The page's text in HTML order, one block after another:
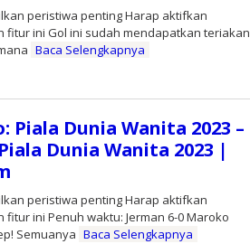
peristiwa penting Harap aktifkan
fitur ini Gol ini sudah mendapatkan teriakan
Baca Selengkapnya
Piala Dunia Wanita 2023 –
Dunia Wanita 2023 |
peristiwa penting Harap aktifkan
fitur ini Penuh waktu: Jerman 6-0 Maroko
Semuanya Baca Selengkapnya